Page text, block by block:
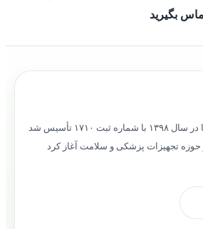
بگیرید
شرکت کامجوطب کوشا در سال ۱۳۹۸ با شماره ثبت ۱۷۱۰ تأسیس شد
حوزه تجهیزات پزشکی و سلامت آغاز کرد